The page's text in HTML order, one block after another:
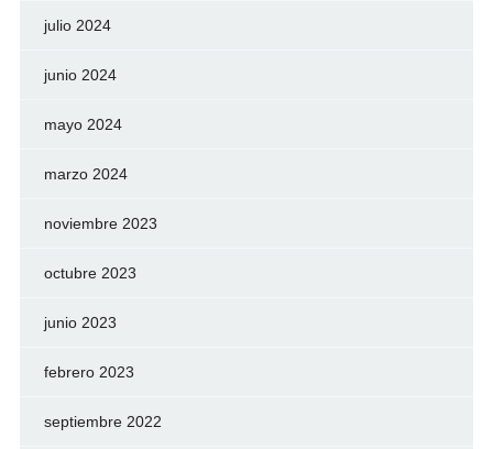
julio 2024
junio 2024
mayo 2024
marzo 2024
noviembre 2023
octubre 2023
junio 2023
febrero 2023
septiembre 2022